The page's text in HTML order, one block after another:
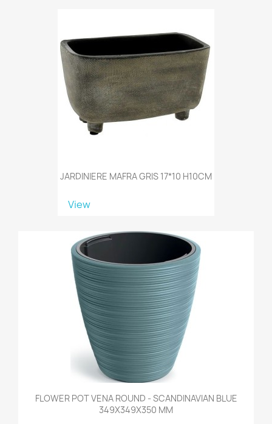
JARDINIERE MAFRA GRIS 17*10 H10CM
View
FLOWER POT VENA ROUND - SCANDINAVIAN BLUE
349X349X350 MM